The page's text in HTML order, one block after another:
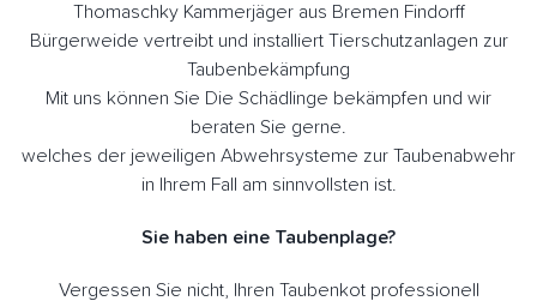
Thomaschky Kammerjäger aus Bremen Findorff
Bürgerweide vertreibt und installiert Tierschutzanlagen zur
Taubenbekämpfung
Mit uns können Sie Die Schädlinge bekämpfen und wir
beraten Sie gerne.
welches der jeweiligen Abwehrsysteme zur Taubenabwehr
in Ihrem Fall am sinnvollsten ist.
Sie haben eine Taubenplage?
Vergessen Sie nicht, Ihren Taubenkot professionell